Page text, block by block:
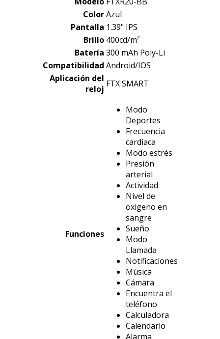
Color Azul
Pantalla 1.39" IPS
Brillo 400cd/m²
Batería 300 mAh Poly-Li
Compatibilidad Android/IOS
Aplicación del
reloj FTX SMART
Funciones
Modo
Deportes
Frecuencia
cardiaca
Modo estrés
Presión
arterial
Actividad
Nivel de
oxigeno en
sangre
Sueño
Modo
Llamada
Notificaciones
Música
Cámara
Encuentra el
teléfono
Calculadora
Calendario
Alarma